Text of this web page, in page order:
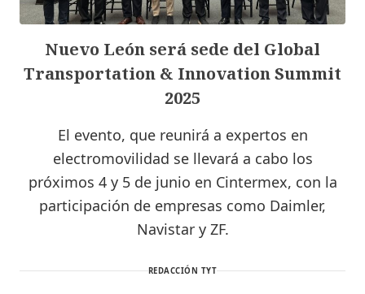
Nuevo León será sede del Global
Transportation & Innovation Summit
2025
El evento, que reunirá a expertos en
electromovilidad se llevará a cabo los
próximos 4 y 5 de junio en Cintermex, con la
participación de empresas como Daimler,
Navistar y ZF.
REDACCIÓN TYT